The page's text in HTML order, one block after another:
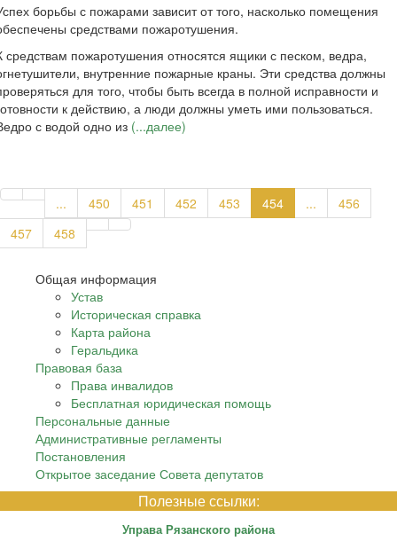
борьбы с пожарами зависит от того, насколько помещения
средствами пожаротушения.
средствам пожаротушения относятся ящики с песком, ведра,
внутренние пожарные краны. Эти средства должны
для того, чтобы быть всегда в полной исправности и
к действию, а люди должны уметь ими пользоваться.
с водой одно из (...далее)
... 450 451 452 453 454 ...
456
457
458
Общая информация
Устав
Историческая справка
Карта района
Геральдика
Правовая база
Права инвалидов
Бесплатная юридическая помощь
Персональные данные
Административные регламенты
Постановления
Открытое заседание Совета депутатов
Полезные ссылки:
Управа Рязанского района